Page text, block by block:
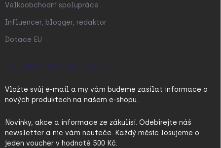
Velkoobchodní spolupráce
Influencer, blogger, redaktor
Dotace EU
ODEBÍRAT NEWSLETTER
Vložte svůj e-mail a my vám budeme zasílat informace o
nových produktech na našem e-shopu.
Novinky, akce a informace ze zákulisí. Odebírejte náš
newsletter a nic vám neuteče. Každý měsíc losujeme o
jeden voucher v hodnotě 500 Kč.